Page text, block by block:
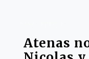
Atenas